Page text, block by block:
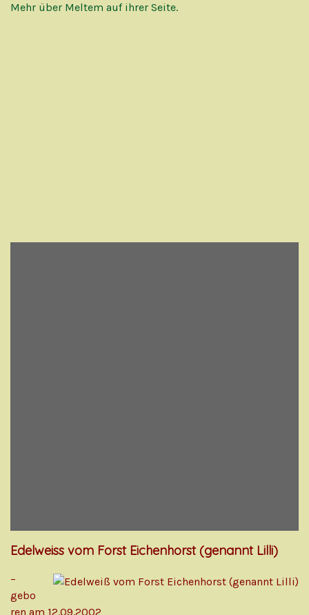
Mehr über Meltem auf ihrer Seite.
Edelweiss vom Forst Eichenhorst (genannt Lilli)
–
gebo
ren am 12.09.2002